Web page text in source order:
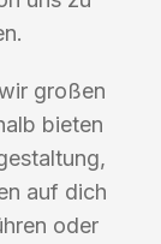
großen
bieten
auf dich
oder